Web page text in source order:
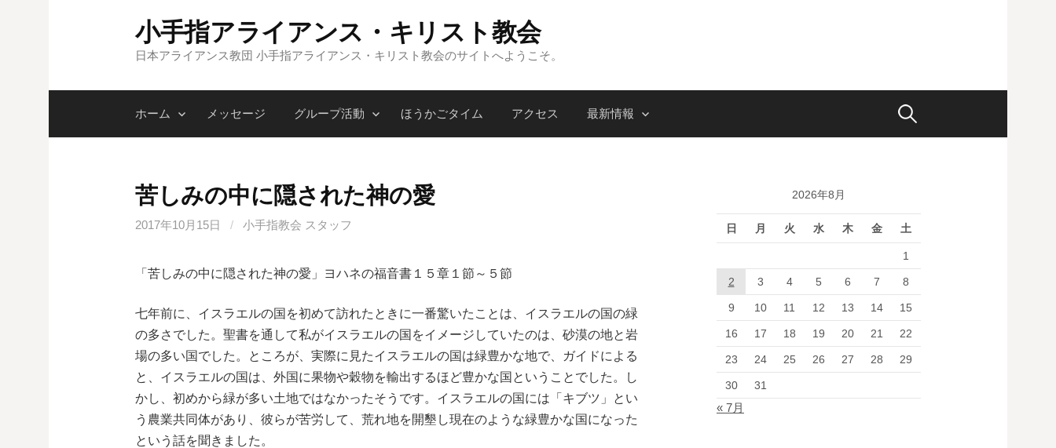
ツ
ス
小手指アライアンス・キリスト教会
日本アライアンス教団 小手指アライアンス・キリスト教会のサイトへようこそ。
ホーム メッセージ グループ活動 ほうかごタイム アクセス 最新情報 検
苦しみの中に隠された神の愛
2017年10月15日 / 小手指教会 スタッフ
「苦しみの中に隠された神の愛」ヨハネの福音書１５章１節～５節
七年前に、イスラエルの国を初めて訪れたときに一番驚いたことは、イスラエルの国の緑
の多さでした。聖書を通して私がイスラエルの国をイメージしていたのは、砂漠の地と岩
場の多い国でした。ところが、実際に見たイスラエルの国は緑豊かな地で、ガイドによる
と、イスラエルの国は、外国に果物や穀物を輸出するほど豊かな国ということでした。し
かし、初めから緑が多い土地ではなかったそうです。イスラエルの国には「キブツ」とい
う農業共同体があり、彼らが苦労して、荒れ地を開墾し現在のような緑豊かな国になった
という話を聞きました。
2026年8月
日 月 火 水 木 金 土
1
2 3 4 5 6 7 8
9 10 11 12 13 14 15
16 17 18 19 20 21 22
23 24 25 26 27 28 29
30 31
« 7月